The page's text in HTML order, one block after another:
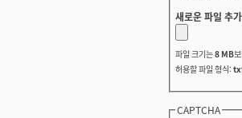
새로운 파일 추
파일 크기는8 MB
허용할 파일 형식:
CAPTCHA